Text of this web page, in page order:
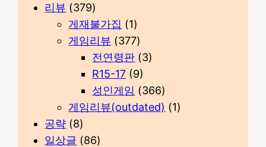
리뷰 (379)
게재불가집 (1)
게임리뷰 (377)
전연령판 (3)
R15-17 (9)
성인게임 (366)
게임리뷰(outdated) (1)
공략 (8)
일상글 (86)